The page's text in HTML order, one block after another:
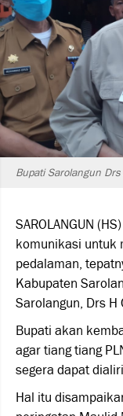
Bupati Sarolangun
SAROLANGUN
komunikasi untuk
pedalaman,
Kabupaten
Sarolangun, Drs H
Bupati akan
agar tiang tiang
segera dapat
Hal itu